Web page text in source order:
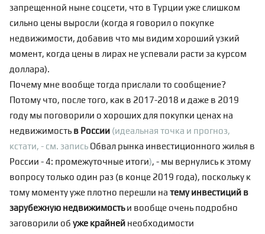
запрещенной ныне соцсети, что в Турции уже слишком
сильно цены выросли (когда я говорил о покупке
недвижимости, добавив что мы видим хороший узкий
момент, когда цены в лирах не успевали расти за курсом
доллара).
Почему мне вообще тогда прислали то сообщение?
Потому что, после того, как в 2017-2018 и даже в 2019
году мы поговорили о хороших для покупки ценах на
недвижимость в России (идеальная точка и прогноз,
кстати, - см. запись Обвал рынка инвестиционного жилья в
России - 4: промежуточные итоги), - мы вернулись к этому
вопросу только один раз (в конце 2019 года), поскольку к
тому моменту уже плотно перешли на тему инвестиций в
зарубежную недвижимостьи вообще очень подробно
заговорили об уже крайней необходимости